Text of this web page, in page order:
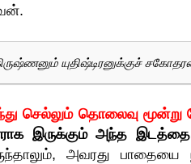
யுதிஷ்டிரனுக்குச்
செல்லும் தொலைவு
இருக்கும் அந்த இடத்தை
அவரது பாதையை